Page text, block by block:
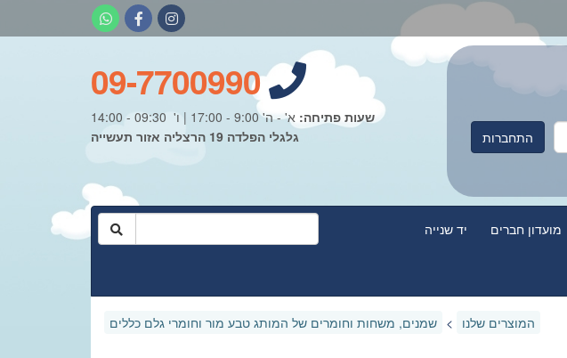
התחברות
09-7700990
שעות פתיחה: א' - ה' 9:00 - 17:00 | ו' 09:30 - 14:00
גלגלי הפלדה 19 הרצליה אזור תעשייה
מועדון חברים יד שנייה
המוצרים שלנו > שמנים, משחות וחומרים של המותג טבע מור וחומרי גלם כללים